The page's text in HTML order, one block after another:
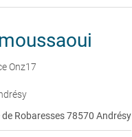
Onz17
de Robaresses 78570 Andrésy